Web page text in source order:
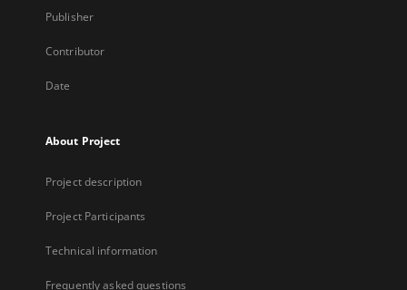
Publisher
Contributor
Date
About Project
Project description
Project Participants
Technical information
Frequently asked questions